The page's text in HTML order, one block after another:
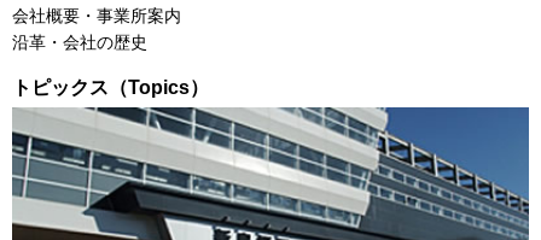
会社概要・事業所案内
沿革・会社の歴史
トピックス（Topics）